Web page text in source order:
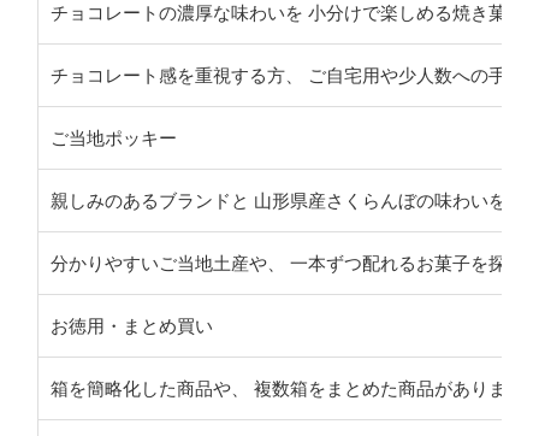
チョコレートの濃厚な味わいを 小分けで楽しめる焼き菓子
チョコレート感を重視する方、 ご自宅用や少人数への手土
ご当地ポッキー
親しみのあるブランドと 山形県産さくらんぼの味わいを楽
分かりやすいご当地土産や、 一本ずつ配れるお菓子を探し
お徳用・まとめ買い
箱を簡略化した商品や、 複数箱をまとめた商品があります